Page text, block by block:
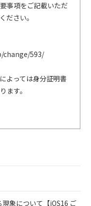
事項をご記載いただ
ださい。
change/593/
よっては身分証明書
ます。
象について【iOS16 ご